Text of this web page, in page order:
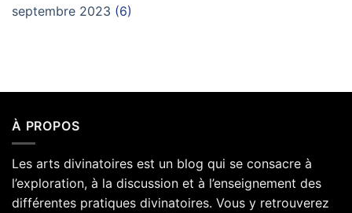
septembre 2023 (6)
À PROPOS
Les arts divinatoires est un blog qui se consacre à
l’exploration, à la discussion et à l’enseignement des
différentes pratiques divinatoires. Vous y retrouverez